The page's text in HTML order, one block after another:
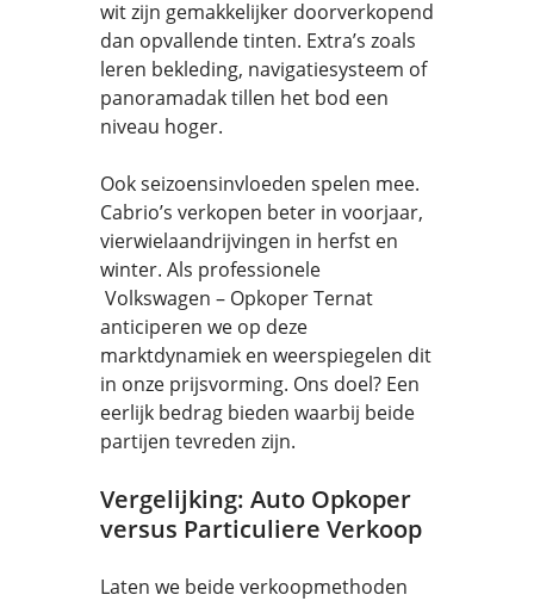
wit zijn gemakkelijker doorverkopend
dan opvallende tinten. Extra’s zoals
leren bekleding, navigatiesysteem of
panoramadak tillen het bod een
niveau hoger.
Ook seizoensinvloeden spelen mee.
Cabrio’s verkopen beter in voorjaar,
vierwielaandrijvingen in herfst en
winter. Als professionele
Volkswagen – Opkoper Ternat
anticiperen we op deze
marktdynamiek en weerspiegelen dit
in onze prijsvorming. Ons doel? Een
eerlijk bedrag bieden waarbij beide
partijen tevreden zijn.
Vergelijking: Auto Opkoper
versus Particuliere Verkoop
Laten we beide verkoopmethoden